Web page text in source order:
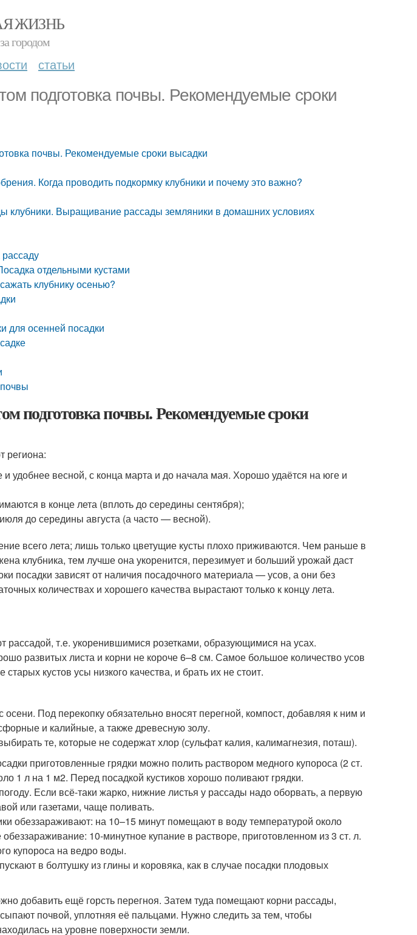
ЖИЗНЬ
городом
статьи
подготовка почвы. Рекомендуемые сроки
почвы. Рекомендуемые сроки высадки
Когда проводить подкормку клубники и почему это важно?
клубники. Выращивание рассады земляники в домашних условиях
отдельными кустами
клубнику осенью?
для осенней посадки
подготовка почвы. Рекомендуемые сроки
региона:
удобнее весной, с конца марта и до начала мая. Хорошо удаётся на юге и
в конце лета (вплоть до середины сентября);
до середины августа (а часто — весной).
всего лета; лишь только цветущие кусты плохо приживаются. Чем раньше в
клубника, тем лучше она укоренится, перезимует и больший урожай даст
посадки зависят от наличия посадочного материала — усов, а они без
количествах и хорошего качества вырастают только к концу лета.
рассадой, т.е. укоренившимися розетками, образующимися на усах.
развитых листа и корни не короче 6–8 см. Самое большое количество усов
кустов усы низкого качества, и брать их не стоит.
осени. Под перекопку обязательно вносят перегной, компост, добавляя к ним и
и калийные, а также древесную золу.
те, которые не содержат хлор (сульфат калия, калимагнезия, поташ).
приготовленные грядки можно полить раствором медного купороса (2 ст.
1 л на 1 м2. Перед посадкой кустиков хорошо поливают грядки.
Если всё-таки жарко, нижние листья у рассады надо оборвать, а первую
или газетами, чаще поливать.
обеззараживают: на 10–15 минут помещают в воду температурой около
10-минутное купание в растворе, приготовленном из 3 ст. л.
купороса на ведро воды.
в болтушку из глины и коровяка, как в случае посадки плодовых
добавить ещё горсть перегноя. Затем туда помещают корни рассады,
почвой, уплотняя её пальцами. Нужно следить за тем, чтобы
на уровне поверхности земли.